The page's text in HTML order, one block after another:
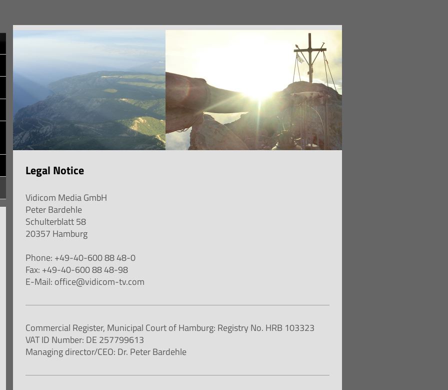
Legal Notice
Vidicom Media GmbH
PeterBardehle
Schulterblatt58
20357 Hamburg
Phone: +49-40-600 88 48-0
Fax: +49-40-600 88 48-98
E-Mail: office@vidicom-tv.com
Commercial Register, Municipal Court of Hamburg: Registry No. HRB 103323
VAT ID Number: DE 257799613
Managing director/CEO: Dr. Peter Bardehle